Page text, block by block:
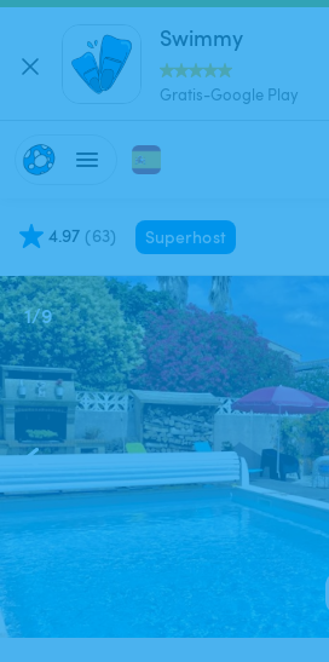
Swimmy
Gratis-Google Play
4.97 (63) Superhost
1/9